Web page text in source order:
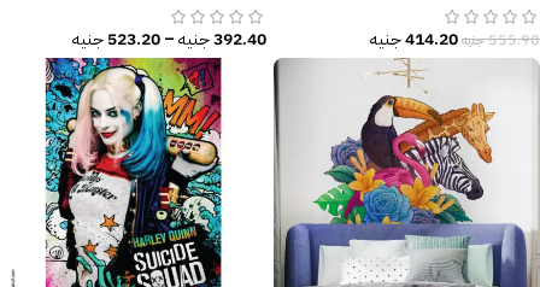
555.90جنيه414.20جنيه
392.40جنيه–
523.20جنيه